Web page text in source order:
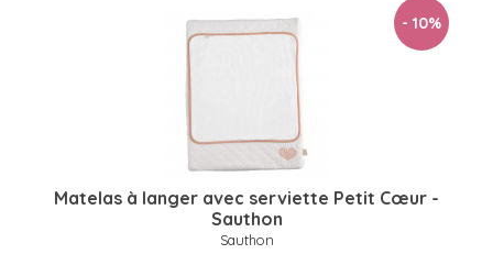
- 10%
Matelas à langer avec serviette Petit Cœur -
Sauthon
Sauthon